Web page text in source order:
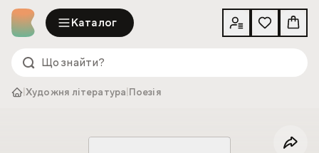
Каталог
|Художня література Поезія